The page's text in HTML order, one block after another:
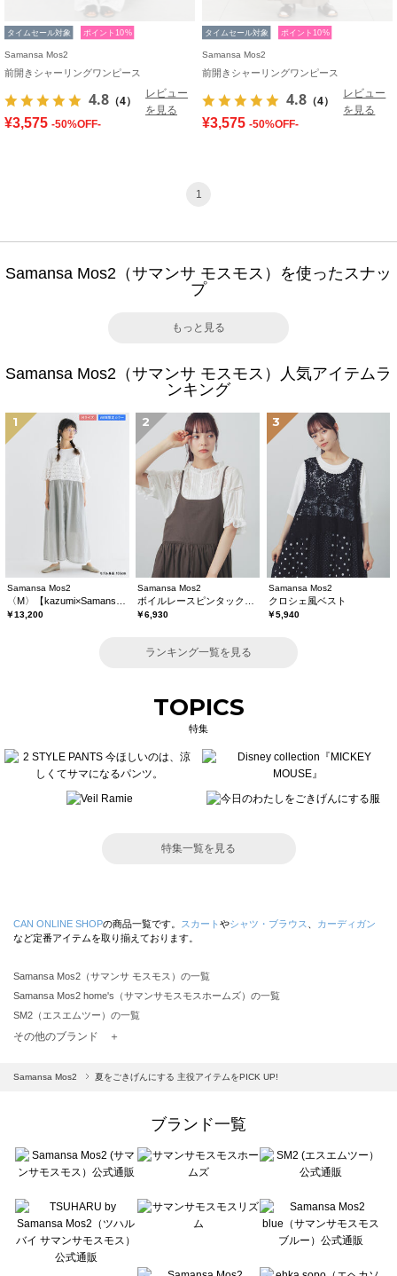
タイムセール対象 ポイント10%
Samansa Mos2
前開きシャーリングワンピース
4.8 （4）
レビュー
を見る
¥3,575 -50%OFF-
タイムセール対象 ポイント10%
Samansa Mos2
前開きシャーリングワンピース
4.8 （4）
レビュー
を見る
¥3,575 -50%OFF-
1
Samansa Mos2（サマンサ モスモス）を使ったスナッ
プ
もっと見る
Samansa Mos2（サマンサ モスモス）人気アイテムラ
ンキング
1
Samansa Mos2
￥13,200
2
Samansa Mos2
￥6,930
3
Samansa Mos2
クロシェ風ベスト
￥5,940
ランキング一覧を見る
TOPICS
特集
特集一覧を見る
CAN ONLINE SHOPの商品一覧です。 スカート やシャツ・ブラウス
カーディガン
など定番アイテムを取り揃えております。
Samansa Mos2（サマンサ モスモス）の一覧
Samansa Mos2 home's（サマンサモスモスホームズ）の一覧
SM2（エスエムツー）の一覧
TSUHARU by Samansa Mos2（ツハルバイサマンサモスモス）の一覧
Samansa Mos2 blue（サマンサモスモス ブルー）の一覧
Te chichi（テチチ）の一覧
Te chichi CLASSIC（テチチ クラシック）の一覧
Lugnoncure（ルノンキュール）の一覧
BETTY'S BLUE（べティーズブルー）の一覧
Wpc.（ワールドパーティー）の一覧
その他のブランド ＋
Samansa Mos2 夏をごきげんにする 主役アイテムをPICK UP!
ブランド一覧